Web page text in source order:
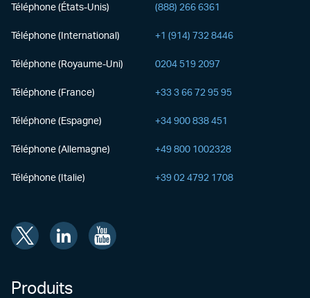
Téléphone (États-Unis) (888) 266 6361
Téléphone (International) +1 (914) 732 8446
Téléphone (Royaume-Uni) 0204 519 2097
Téléphone (France) +33 3 66 72 95 95
Téléphone (Espagne) +34 900 838 451
Téléphone (Allemagne) +49 800 1002328
Téléphone (Italie) +39 02 4792 1708
Produits